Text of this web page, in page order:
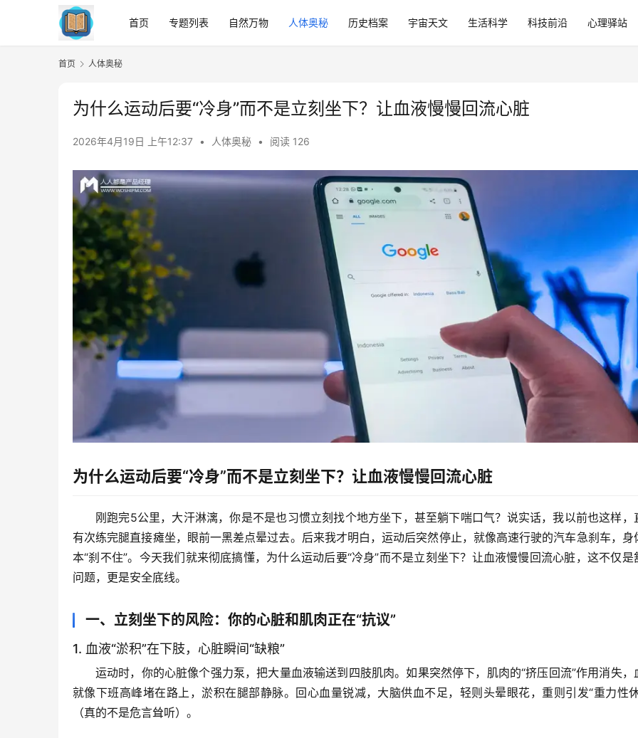
首页 专题列表 自然万物 人体奥秘 历史档案 宇宙天文 生活科学 科技前沿 心理驿站
首页 人体奥秘
为什么运动后要“冷身”而不是立刻坐下？让血液慢慢回流心脏
2026年4月19日 上午12:37 • 人体奥秘 • 阅读 126
为什么运动后要“冷身”而不是立刻坐下？让血液慢慢回流心脏
刚跑完5公里，大汗淋漓，你是不是也习惯立刻找个地方坐下，甚至躺下喘口气？说实话，我以前也这样，
有次练完腿直接瘫坐，眼前一黑差点晕过去。后来我才明白，运动后突然停止，就像高速行驶的汽车急刹车，身
本“刹不住”。今天我们就来彻底搞懂， 为什么运动后要“冷身”而不是立刻坐下？让血液慢慢回流心脏，这不仅是
问题，更是安全底线。
一、立刻坐下的风险：你的心脏和肌肉正在“抗议”
1. 血液“淤积”在下肢，心脏瞬间“缺粮”
运动时，你的心脏像个强力泵，把大量血液输送到四肢肌肉。如果突然停下，肌肉的“挤压回流”作用消失，
就像下班高峰堵在路上， 淤积在腿部静脉。回心血量锐减，大脑供血不足，轻则头晕眼花，重则引发“重力性
（真的不是危言耸听）。